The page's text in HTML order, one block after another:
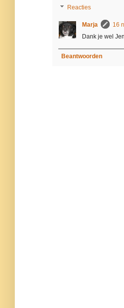
Reacties
Marja
16
Dank je wel
Beantwoorden